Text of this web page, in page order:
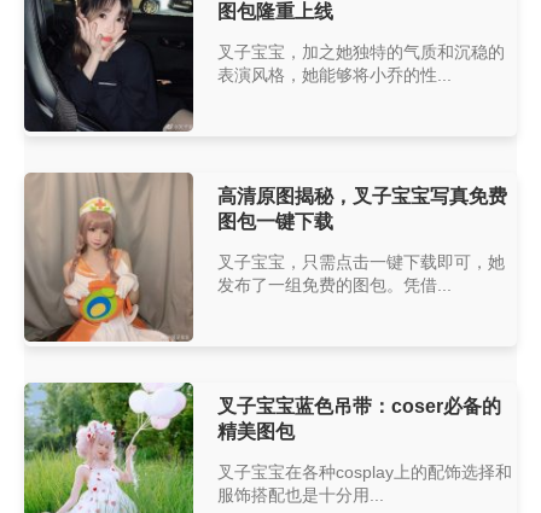
图包隆重上线
叉子宝宝，加之她独特的气质和沉稳的
表演风格，她能够将小乔的性...
高清原图揭秘，叉子宝宝写真免费
图包一键下载
叉子宝宝，只需点击一键下载即可，她
发布了一组免费的图包。凭借...
叉子宝宝蓝色吊带：coser必备的
精美图包
叉子宝宝在各种cosplay上的配饰选择和
服饰搭配也是十分用...